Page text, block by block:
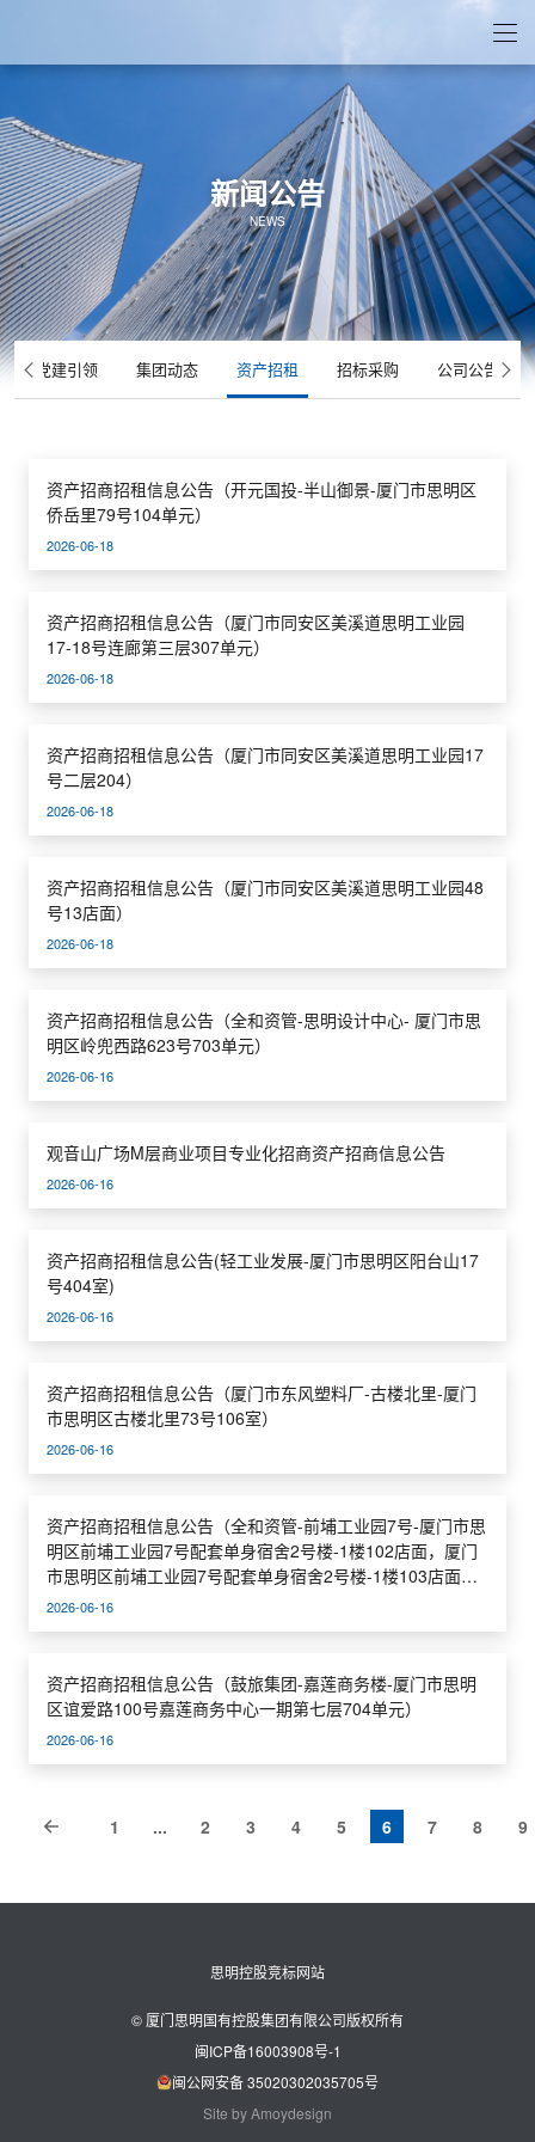
新闻公告
NEWS
党建引领 集团动态 资产招租 招标采购 公司公告
资产招商招租信息公告（开元国投-半山御景-厦门市思明区
侨岳里79号104单元）
2026-06-18
资产招商招租信息公告（厦门市同安区美溪道思明工业园
17-18号连廊第三层307单元）
2026-06-18
资产招商招租信息公告（厦门市同安区美溪道思明工业园17
号二层204）
2026-06-18
资产招商招租信息公告（厦门市同安区美溪道思明工业园48
号13店面）
2026-06-18
资产招商招租信息公告（全和资管-思明设计中心- 厦门市思
明区岭兜西路623号703单元）
2026-06-16
观音山广场M层商业项目专业化招商资产招商信息公告
2026-06-16
资产招商招租信息公告(轻工业发展-厦门市思明区阳台山17
号404室)
2026-06-16
资产招商招租信息公告（厦门市东风塑料厂-古楼北里-厦门
市思明区古楼北里73号106室）
2026-06-16
资产招商招租信息公告（全和资管-前埔工业园7号-厦门市思
明区前埔工业园7号配套单身宿舍2号楼-1楼102店面，厦门
市思明区前埔工业园7号配套单身宿舍2号楼-1楼103店面，
厦门市思明区前埔工业园7号配套单身宿舍2号楼-1楼104店
面）
2026-06-16
资产招商招租信息公告（鼓旅集团-嘉莲商务楼-厦门市思明
区谊爱路100号嘉莲商务中心一期第七层704单元）
2026-06-16
1 ... 2 3 4 5 6 7 8 9
思明控股竞标网站
© 厦门思明国有控股集团有限公司版权所有
闽ICP备16003908号-1
闽公网安备 35020302035705号
Site by Amoydesign